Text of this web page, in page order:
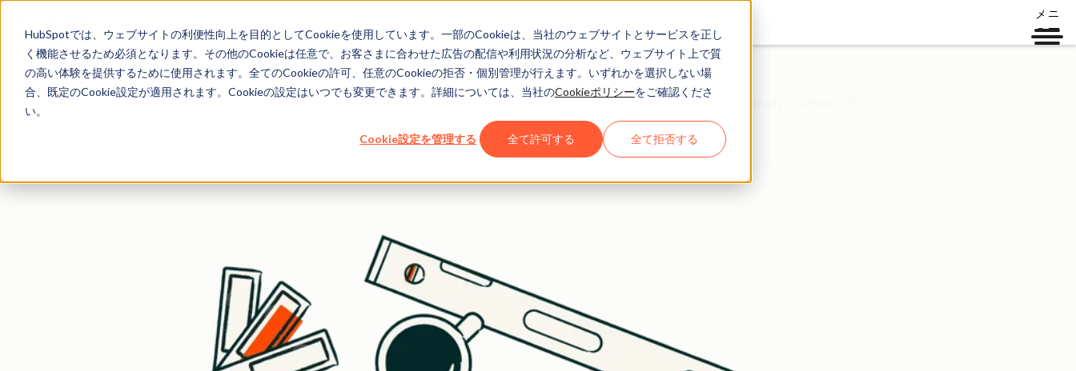
HubSpotでは、ウェブサイトの利便性向上を目的としてCookieを使用しています。一部のCookieは、当社のウェブサイトとサービスを正し
く機能させるため必須となります。その他のCookieは任意で、お客さまに合わせた広告の配信や利用状況の分析など、ウェブサイト上で質
の高い体験を提供するために使用されます。全てのCookieの許可、任意のCookieの拒否・個別管理が行えます。いずれかを選択しない場
合、既定のCookie設定が適用されます。Cookieの設定はいつでも変更できます。詳細については、当社のCookieポリシーをご確認くださ
い。
Cookie設定を管理する 全て許可する 全て拒否する
メニ
ュー
ビジネスの立ち上げや成長を支援する無料ツール
中小企業・スタートアップ・フリーランスが毎日使用する無料ツールキットで、顧客を引き付け、AI検索エンジン（ChatGPT、Perplexity、Gemini）で